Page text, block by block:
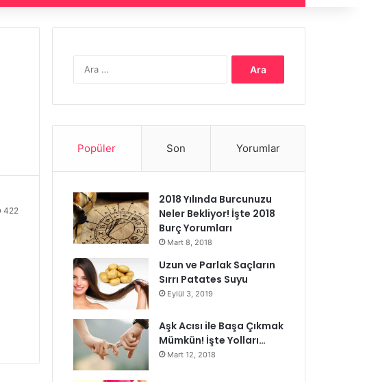
422
Popüler Son Yorumlar
2018 Yılında Burcunuzu
Neler Bekliyor! İşte 2018
Burç Yorumları
Mart 8, 2018
Uzun ve Parlak Saçların
Sırrı Patates Suyu
Eylül 3, 2019
Aşk Acısı ile Başa Çıkmak
Mümkün! İşte Yolları…
Mart 12, 2018